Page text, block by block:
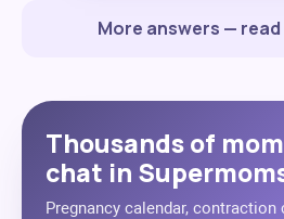
More answers —
Thousands of
chat in
Pregnancy calendar, contraction